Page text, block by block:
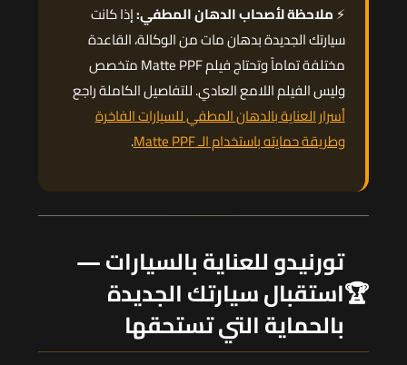
⚡ملاحظة لأصحاب الدهان المطفي:إذا كانت
سيارتك الجديدة بدهان مات من الوكالة، القاعدة
مختلفة تماماً وتحتاج فيلم Matte PPF متخصص
وليس الفيلم اللامع العادي. للتفاصيل الكاملة راجع
أسرار العناية بالدهان المطفي للسيارات الفاخرة
وطريقة حمايته باستخدام الـ Matte PPF
.
🏆
تورنيدو للعناية بالسيارات —
استقبال سيارتك الجديدة
بالحماية التي تستحقها